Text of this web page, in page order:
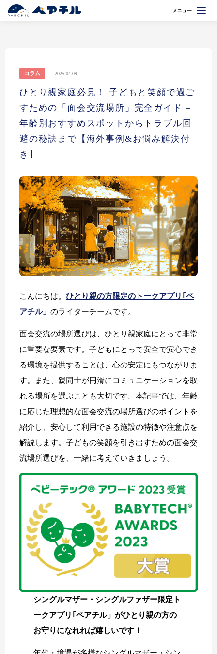
メニュー
コラム 2025.04.09
ひとり親家庭必見！ 子どもと笑顔で過ご
すための「面会交流場所」完全ガイド –
年齢別おすすめスポットからトラブル回
避の秘訣まで【海外事例&お悩み解決付
き】
こんにちは。 ひとり親の方限定のトークアプリ｢ペ
アチル」 のライターチームです。
面会交流の場所選びは、ひとり親家庭にとって非常
に重要な要素です。子どもにとって安全で安心でき
る環境を提供することは、心の安定にもつながりま
す。また、親同士が円滑にコミュニケーションを取
れる場所を選ぶことも大切です。本記事では、年齢
に応じた理想的な面会交流の場所選びのポイントを
紹介し、安心して利用できる施設の特徴や注意点を
解説します。子どもの笑顔を引き出すための面会交
流場所選びを、一緒に考えていきましょう。
シングルマザー・シングルファザー限定ト
ークアプリ｢ペアチル」がひとり親の方の
お守りになれれば嬉しいです！